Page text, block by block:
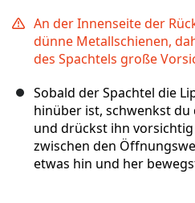
An der Innenseite der
dünne Metallschienen,
des Spachtels große
Sobald der Spachtel die
hinüber ist, schwenkst
und drückst ihn
zwischen den
etwas hin und her